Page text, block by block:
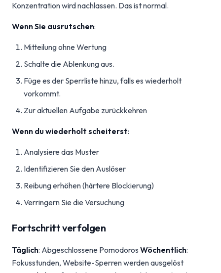
Konzentration wird nachlassen. Das ist normal.
Wenn Sie ausrutschen:
Mitteilung ohne Wertung
Schalte die Ablenkung aus.
Füge es der Sperrliste hinzu, falls es wiederholt
vorkommt.
Zur aktuellen Aufgabe zurückkehren
Wenn du wiederholt scheiterst:
Analysiere das Muster
Identifizieren Sie den Auslöser
Reibung erhöhen (härtere Blockierung)
Verringern Sie die Versuchung
Fortschritt verfolgen
Täglich: Abgeschlossene Pomodoros Wöchentlich:
Fokusstunden, Website-Sperren werden ausgelöst